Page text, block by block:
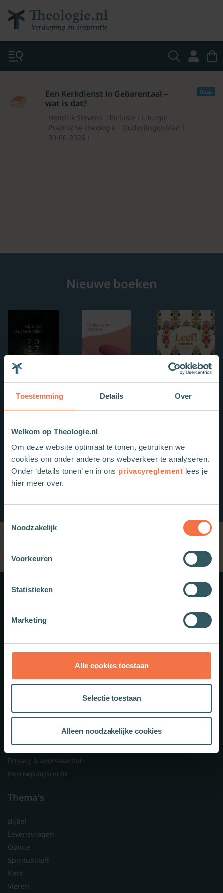
Toestemming Details Over
Welkom op Theologie.nl
Om deze website optimaal te tonen, gebruiken we
cookies om onder andere ons webverkeer te analyseren.
Onder ‘details tonen’ en in ons privacyreglement lees je
hier meer over.
Noodzakelijk
Voorkeuren
Statistieken
Marketing
Alle cookies toestaan
Selectie toestaan
Alleen noodzakelijke cookies
Basis
Een Kerkdienst in Gebarentaal –
wat is dat?
Hendrik Stevens Inclusie
Liturgie
Praktische theologie
Ouderlingenblad
30-06-2026
Nieuwe boeken
Schrijf je in voor onze nieuwsbrief.
Lid worden
Nieuwsbrieven
Branded content
Privacy & voorwaarden
Herroepingsrecht
Thema's
Bijbel
Levensvragen
Opinie
Spiritualiteit
Kerk
Vieren